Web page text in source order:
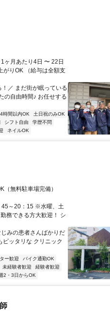
ヶ月あたり4日 〜 22日
りOK （給与は全額支
／ まだ街が眠っている
の自由時間♪ お任せする
時間以内OK
土日祝のみOK
シフト自由
学歴不問
ネイルOK
無料駐車場完備）
45～20：15 ※水曜、土
務できる方大歓迎！ シ
患者さんばかりだ
ッタリな クリニック
ー歓迎
バイク通勤OK
未経験者歓迎
経験者歓迎
2・3日からOK